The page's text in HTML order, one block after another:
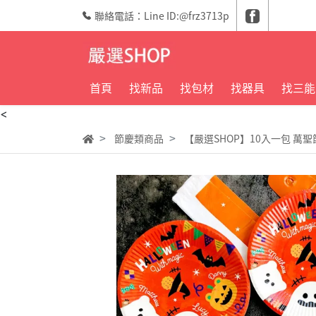
<
聯絡電話：Line ID:@frz3713p
首頁 找新品 找包材 找器具 找三能
節慶類商品 【嚴選SHOP】10入一包 萬